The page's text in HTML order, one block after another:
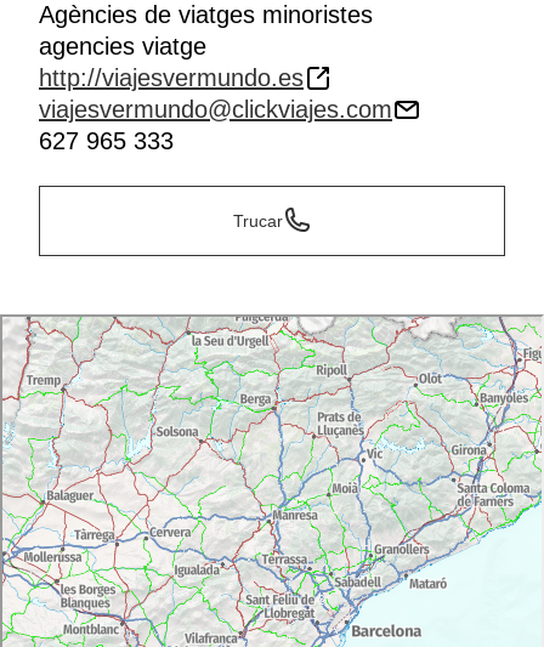
Agències de viatges minoristes
agencies viatge
http://viajesvermundo.es
viajesvermundo@clickviajes.com
627 965 333
Trucar